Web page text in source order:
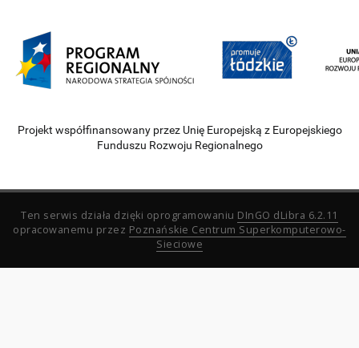
Projekt współfinansowany przez Unię Europejską z Europejskiego
Funduszu Rozwoju Regionalnego
Ten serwis działa dzięki oprogramowaniu DInGO dLibra 6.2.11
opracowanemu przez Poznańskie Centrum Superkomputerowo-
Sieciowe